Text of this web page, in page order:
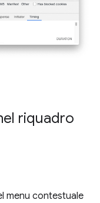
riquadro
menu contestuale